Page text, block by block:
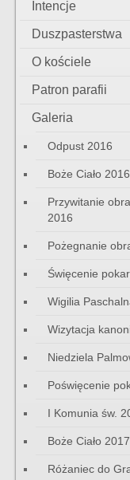
Intencje
Duszpasterstwa
O kościele
Patron parafii
Galeria
Odpust 2016
Boże Ciało 2016
Przywitanie
2016
Pożegnanie
Święcenie
Wigilia
Wizytacja
Niedziela
Poświęcenie
I Komunia św.
Boże Ciało 2017
Różaniec do